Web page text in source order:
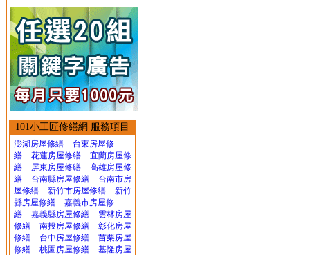
101小工匠修繕網 服務項目
澎湖房屋修繕
台東房屋修
繕
花蓮房屋修繕
宜蘭房屋修
繕
屏東房屋修繕
高雄房屋修
繕
台南縣房屋修繕
台南市房
屋修繕
新竹市房屋修繕
新竹
縣房屋修繕
嘉義市房屋修
繕
嘉義縣房屋修繕
雲林房屋
修繕
南投房屋修繕
彰化房屋
修繕
台中房屋修繕
苗栗房屋
修繕
桃園房屋修繕
基隆房屋